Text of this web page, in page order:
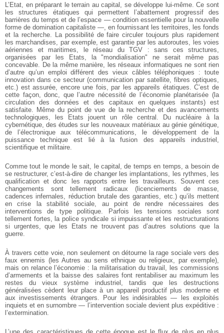
L’Etat, en préparant le terrain au capital, se développe lui-même. Ce sont
les structures étatiques qui permettent l’abattement progressif des
barrières du temps et de l’espace — condition essentielle pour la nouvelle
forme de domination capitaliste —, en fournissant les territoires, les fonds
et la recherche. La possibilité de faire circuler toujours plus rapidement
les marchandises, par exemple, est garantie par les autoroutes, les voies
aériennes et maritimes, le réseau du TGV : sans ces structures,
organisées par les Etats, la "mondialisation" ne serait même pas
concevable. De la même manière, les réseaux informatiques ne sont rien
d’autre qu’un emploi différent des vieux câbles téléphoniques : toute
innovation dans ce secteur (communication par satellite, fibres optiques,
etc.) est assurée, encore une fois, par les appareils étatiques. C’est de
cette façon, donc, que l’autre nécessité de l’économie planétarisée (la
circulation des données et des capitaux en quelques instants) est
satisfaite. Même du point de vue de la recherche et des avancements
technologiques, les Etats jouent un rôle central. Du nucléaire à la
cybernétique, des études sur les nouveaux matériaux au génie génétique,
de l’électronique aux télécommunications, le développement de la
puissance technique est lié à la fusion des appareils industriel,
scientifique et militaire.
Comme tout le monde le sait, le capital, de temps en temps, a besoin de
se restructurer, c’est-à-dire de changer les implantations, les rythmes, les
qualification et donc les rapports entre les travailleurs. Souvent ces
changements sont tellement radicaux (licenciements de masse,
cadences infernales, réduction brutale des garanties, etc.) qu’ils mettent
en crise la stabilité sociale, au point de rendre nécessaires des
interventions de type politique. Parfois les tensions sociales sont
tellement fortes, la police syndicale si impuissante et les restructurations
si urgentes, que les Etats ne trouvent pas d’autres solutions que la
guerre.
À travers cette voie, non seulement on détourne la rage sociale vers des
faux ennemis (les Autres au sens ethnique ou religieux, par exemple),
mais on relance l’économie : la militarisation du travail, les commissions
d’armements et la baisse des salaires font rentabiliser au maximum les
restes du vieux système industriel, tandis que les destructions
généralisées cèdent leur place à un appareil productif plus moderne et
aux investissements étrangers. Pour les indésirables — les exploités
inquiets et en surnombre — l’intervention sociale devient plus expéditive :
l’extermination.